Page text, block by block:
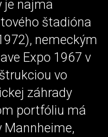
je najmä
štadióna
nemeckým
Expo 1967 v
vo
záhrady
portfóliu má